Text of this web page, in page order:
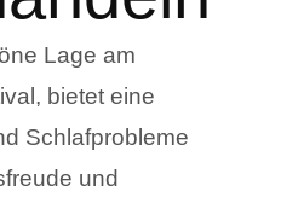
Lage am
bietet eine
Schlafprobleme
und